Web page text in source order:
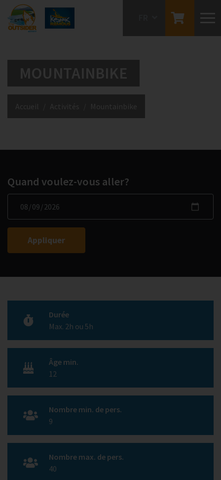
Aller
contenu
d'Ariane
Quand voulez-vous aller?
Durée
Max. 2h ou 5h
Âge min.
12
Nombre min. de pers.
9
Nombre max. de pers.
40